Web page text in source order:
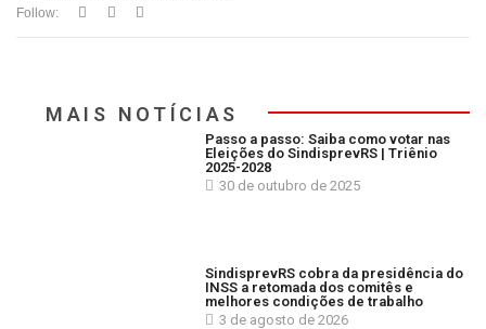
Follow:
MAIS NOTÍCIAS
Passo a passo: Saiba como votar nas
Eleições do SindisprevRS | Triênio
2025-2028
30 de outubro de 2025
SindisprevRS cobra da presidência do
INSS a retomada dos comitês e
melhores condições de trabalho
3 de agosto de 2026